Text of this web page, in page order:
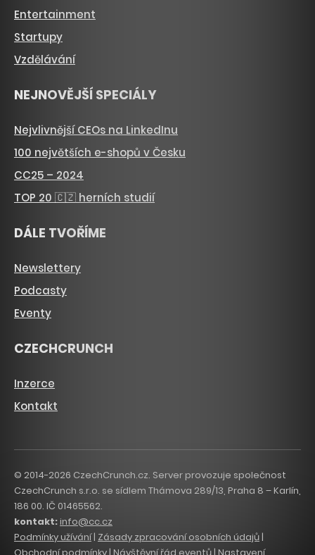
Entertainment
Startupy
Vzdělávání
NEJNOVĚJŠÍ SPECIÁLY
Nejvlivnější CEOs na LinkedInu
100 největších e-shopů v Česku
CC25 – 2024
TOP 20 🇨🇿 herních studií
DÁLE TVOŘÍME
Newslettery
Podcasty
Eventy
CZECHCRUNCH
Inzerce
Kontakt
© 2014-2026 CzechCrunch.cz. Server provozuje společnost
CzechCrunch s.r.o. se sídlem Thámova 289/13, Praha 8 – Karlín,
186 00. IČ 01465562.
kontakt:info@cc.cz
Podmínky užívání| Zásady zpracování osobních údajů|
Obchodní podmínky| Návštěvní řád eventů | Nastavení